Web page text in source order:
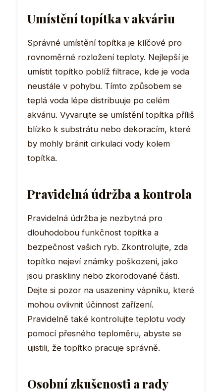
Umístění topítka v akváriu
Správné umístění topítka je klíčové pro
rovnoměrné rozložení teploty. Nejlepší je
umístit topítko poblíž filtrace, kde je voda
neustále v pohybu. Tímto způsobem se
teplá voda lépe distribuuje po celém
akváriu. Vyvarujte se umístění topítka příliš
blízko k substrátu nebo dekoracím, které
by mohly bránit cirkulaci vody kolem
topítka.
Pravidelná údržba a kontrola
Pravidelná údržba je nezbytná pro
dlouhodobou funkčnost topítka a
bezpečnost vašich ryb. Zkontrolujte, zda
topítko nejeví známky poškození, jako
jsou praskliny nebo zkorodované části.
Dejte si pozor na usazeniny vápníku, které
mohou ovlivnit účinnost zařízení.
Pravidelně také kontrolujte teplotu vody
pomocí přesného teploměru, abyste se
ujistili, že topítko pracuje správně.
Osobní zkušenosti a rady